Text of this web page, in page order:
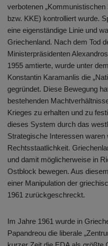
verbotenen
bzw. KKE) kontrolliert wurde.
eine eigenständige Linie und
Griechenland. Nach dem Tod
Ministerpräsidenten
1955 amtierte, wurde unter
Konstantin Karamanlis die
gegründet. Diese Bewegung
bestehenden
Krieges zu erhalten und zu
dieses System durch das
Strategische Interessen
Rechtsstaatlichkeit.
und damit möglicherweise in
Ostblock bewegen. Aus
einer Manipulation der
1961 zurückgeschreckt.
Im Jahre 1961 wurde in
Papandreou die liberale